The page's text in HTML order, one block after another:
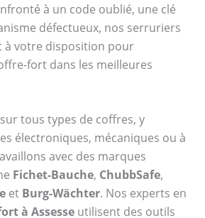
à un code oublié, une clé
défectueux, nos serruriers
à votre disposition pour
fort dans les meilleures
tous types de coffres, y
électroniques, mécaniques ou à
avec des marques
Fichet-Bauche, ChubbSafe,
et Burg-Wächter. Nos experts en
à Assesse utilisent des outils